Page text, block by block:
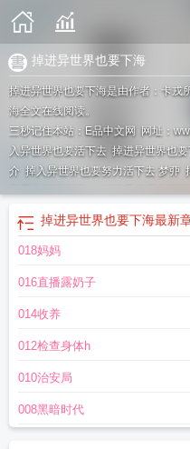
掉进异世界也要下海
掉进异世界也要下海是由作者：卡戎
海全文在线阅读。
三秒记住本站：E品中文网 网址：
入异世界也要活下去 掉进异世界也
介 掉入异世界也要努力活下去 梦丣
世界也要下海免费观看日语版在线观
也要下海卡戎
世界也要下海卡
掉进异世界也要下
异世界也要下海卡戒
掉进异世界也
掉进异世界也要下海最新
018妈妈
016直播露奶子
014收养
012检查身体h
010治安局
008黑暗时代